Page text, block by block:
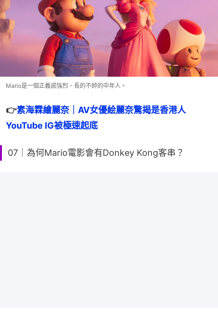
Mario是一個正義感強烈、長的不帥的中年人。
👉素海霖繪麗奈｜AV女優絵麗奈驚揭是香港人
YouTube IG被極速起底
07｜為何Mario電影會有Donkey Kong客串？